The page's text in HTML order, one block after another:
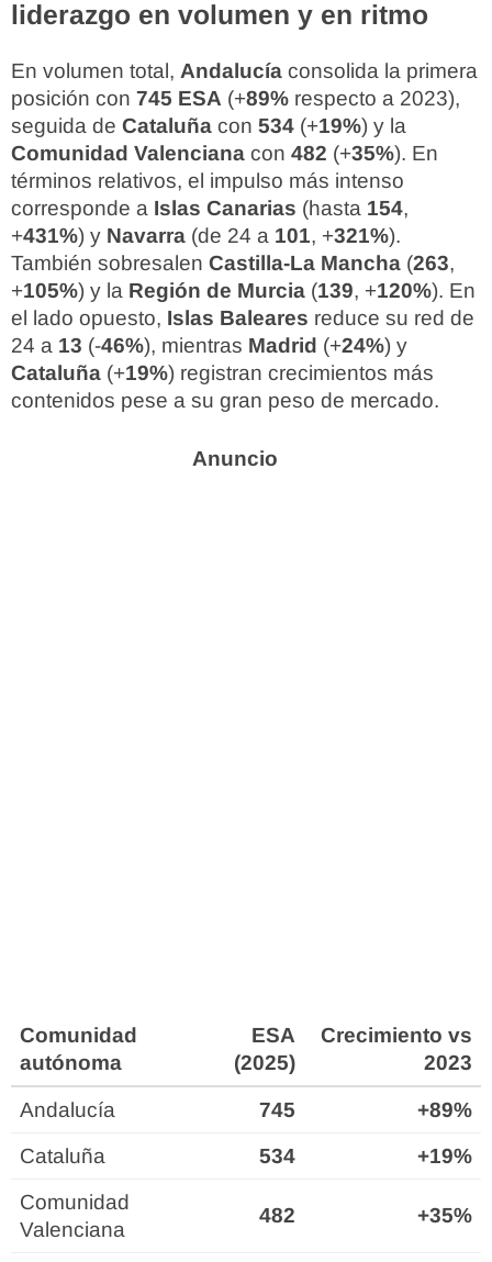
liderazgo en volumen y en ritmo
En volumen total, Andalucía consolida la primera
posición con 745 ESA (+89% respecto a 2023),
seguida de Cataluña con 534 (+19%) y la
Comunidad Valenciana con 482 (+35%). En
términos relativos, el impulso más intenso
corresponde a Islas Canarias (hasta 154,
+431%) y Navarra (de 24 a 101, +321%).
También sobresalen Castilla-La Mancha (263,
+105%) y la Región de Murcia (139, +120%). En
el lado opuesto, Islas Baleares reduce su red de
24 a 13 (-46%), mientras Madrid (+24%) y
Cataluña (+19%) registran crecimientos más
contenidos pese a su gran peso de mercado.
Comunidad
autónoma
ESA
(2025)
Crecimiento vs
2023
Andalucía 745
+89%
Cataluña
534
+19%
Comunidad
Valenciana
482 +35%